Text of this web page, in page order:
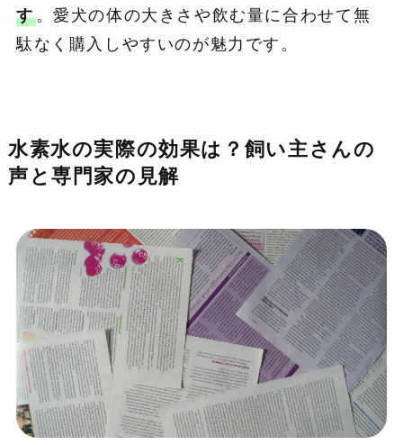
す。愛犬の体の大きさや飲む量に合わせて無
駄なく購入しやすいのが魅力です。
水素水の実際の効果は？飼い主さんの
声と専門家の見解